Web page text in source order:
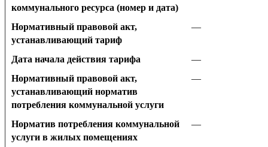
коммунального ресурса (номер и дата)
Нормативный правовой акт,
устанавливающий тариф
—
Дата начала действия тарифа
—
Нормативный правовой акт,
устанавливающий норматив
потребления коммунальной услуги
—
Норматив потребления коммунальной
услуги в жилых помещениях
—